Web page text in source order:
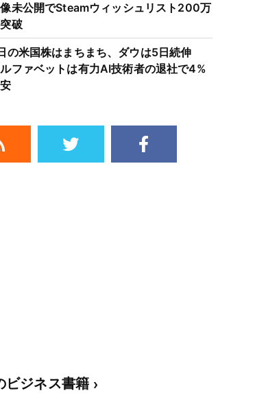
未公開でSteamウィッシュリスト200万
破
の米国株はまちまち、ダウは5日続伸
ファベットは有力AI技術者の退社で4%
ビジネス書籍